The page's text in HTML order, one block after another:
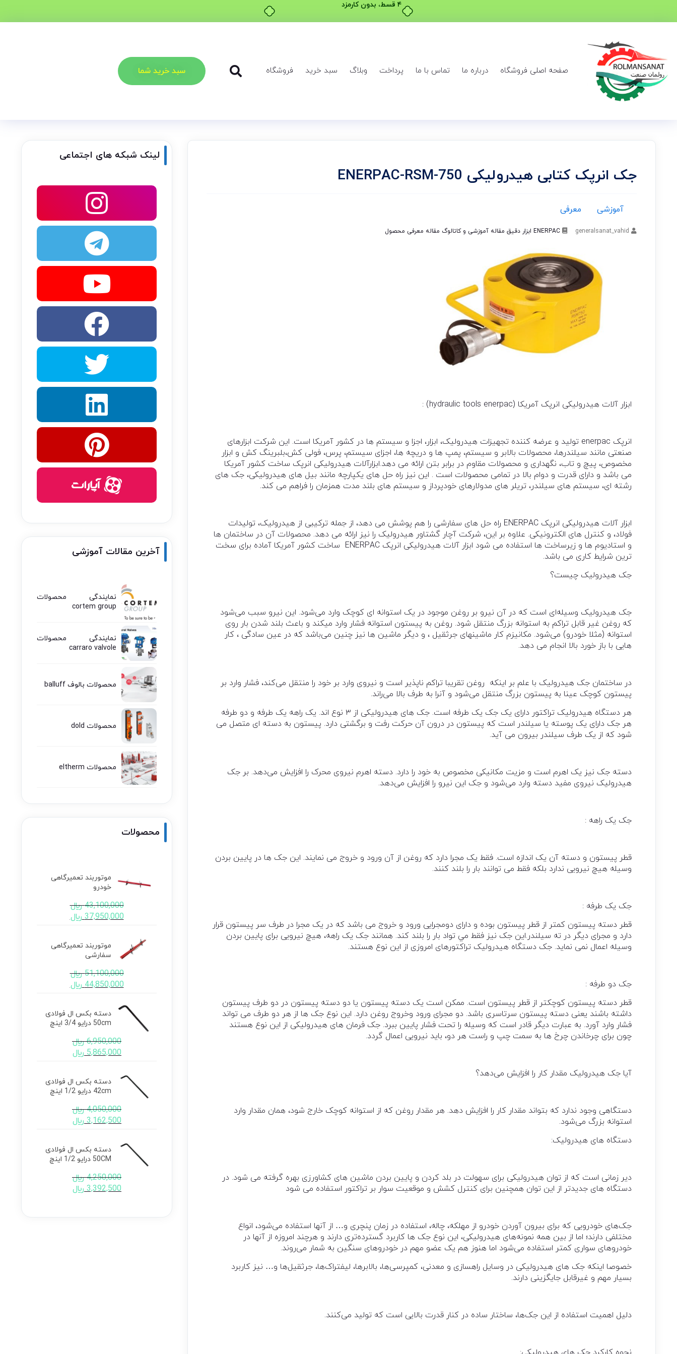
۴ قسط، بدون کارمزد
صفحه اصلی فروشگاه درباره ما تماس با ما پرداخت وبلاگ سبد خرید فروشگاه سبد خرید شما
جک انرپک کتابی هیدرولیکی ENERPAC-RSM-750
آموزشی معرفی
ENERPAC ابزار دقیق مقاله آموزشی و کاتالوگ مقاله معرفی محصول
ابزار آلات هیدرولیکی انرپک آمریکا (hydraulic tools enerpac) :
انرپک enerpac تولید و عرضه کننده تجهیزات هیدرولیک، ابزار، اجزا و سیستم ها در کشور آمریکا است. این شرکت ابزارهای
صنعتی مانند سیلندرها، محصولات بالابر و سیستم، پمپ ها و دریچه ها، اجزای سیستم، پرس، فولی کش،بلبرینگ کش و ابزار
مخصوص، پیچ و تاب، نگهداری و محصولات مقاوم در برابر بتن ارائه می دهد.ابزارآلات هیدرولیکی انرپک ساخت کشور آمریکا
می باشد و دارای قدرت و دوام بالا در تمامی محصولات است . این نیز راه حل های یکپارچه مانند بیل های هیدرولیکی، جک های
رشته ای، سیستم های سیلندر، تریلر های مدولارهای خودپرداز و سیستم های بلند مدت همزمان را فراهم می کند.
ابزار آلات هیدرولیکی انرپک ENERPAC راه حل های سفارشی را هم پوشش می دهد، از جمله ترکیبی از هیدرولیک، تولیدات
فولاد، و کنترل های الکترونیکی. علاوه بر این، شرکت آچار گشتاور هیدرولیک را نیز ارائه می دهد. محصولات آن در ساختمان ها
و استادیوم ها و زیرساخت ها استفاده می شود ابزار آلات هیدرولیکی انرپک ENERPAC ساخت کشور آمریکا آماده برای سخت
ترین شرایط کاری می باشد.
جک هیدرولیک چیست؟
جک هیدرولیک وسیله‌ای است که در آن نیرو بر روغن موجود در یک استوانه ای کوچک وارد می‌شود. این نیرو سبب می‌شود
که روغن غیر قابل تراکم به استوانه بزرگ منتقل شود. روغن به پیستون استوانه فشار وارد میکند و باعث بلند شدن بار روی
استوانه (مثلا خودرو) می‌شود. مکانیزم کار ماشینهای جرثقیل ، و دیگر ماشین ها نیز چنین می‌باشد که در عین سادگی ، کار
هایی با باز خورد بالا انجام می دهد.
در ساختمان جک هیدرولیک با علم بر اینکه روغن تقریبا تراکم ناپذیر است و نیروی وارد بر خود را منتقل می‌کند، فشار وارد بر
پیستون کوچک عینا به پیستون بزرگ منتقل می‌شود و آنرا به طرف بالا می‌راند.
هر دستگاه هيدروليک تراکتور دارای يک جک يک طرفه است. جک های هيدروليکی از ۳ نوع اند. يک راهه يک طرفه و دو طرفه
هر جک دارای يک پوسته يا سيلندر است که پيستون در درون آن حرکت رفت و برگشتی دارد. پيستون به دسته ای متصل می
شود که از يک طرف سيلندر بيرون می آيد.
دسته جک نیز یک اهرم است و مزیت مکانیکی مخصوص به خود را دارد. دسته اهرم نیروی محرک را افزایش می‌دهد. بر جک
هیدرولیک نیروی مفید دسته وارد می‌شود و جک این نیرو را افزایش می‌دهد.
جک يک راهه :
قطر پيستون و دسته آن يک اندازه است. فقط يک مجرا دارد که روغن از آن ورود و خروج می نمايند. اين جک ها در پايين بردن
وسيله هيچ نيرويی ندارد بلکه فقط می توانند بار را بلند کنند.
جک يک طرفه :
قطر دسته پيستون کمتر از قطر پيستون بوده و دارای دومجرايی ورود و خروج می باشد که در يک مجرا در طرف سر پيستون قرار
دارد و مجرای ديگر در ته سيلندر.اين جک نيز فقط مي تواد بار را بلند کند. همانند جک يک راهه، هيچ نيرويی برای پايين بردن
وسيله اعمال نمی نمايد. جک دستگاه هيدروليک تراکتورهای امروزی از اين نوع هستند.
جک دو طرفه :
قطر دسته پيستون کوچکتر از قطر پيستون است. ممکن است يک دسته پيستون يا دو دسته پيستون در دو طرف پيستون
داشته باشند يعنی دسته پيستون سرتاسری باشد. دو مجرای ورود وخروج روغن دارد. این نوع جک ها از هر دو طرف می تواند
فشار وارد آورد. به عبارت ديگر قادر است که وسيله را تحت فشار پايين ببرد. جک فرمان های هيدروليکی از اين نوع هستند
چون برای چرخاندن چرخ ها به سمت چپ و راست هر دو، بايد نيرويی اعمال گردد.
آیا جک هیدرولیک مقدار کار را افزایش می‌دهد؟
دستگاهی وجود ندارد که بتواند مقدار کار را افزایش دهد. هر مقدار روغن که از استوانه کوچک خارج شود، همان مقدار وارد
استوانه بزرگ می‌شود.
دستگاه های هيدروليک:
دير زمانی است که از توان هيدروليکی برای سهولت در بلد کردن و پايين بردن ماشين های کشاورزی بهره گرفته می شود. در
دستگاه های جديدتر از اين توان همچنين برای کنترل کشش و موقعيت سوار بر تراکتور استفاده می شود
جک‌های خودرویی که برای بیرون آوردن خودرو از مهلکه، چاله، استفاده در زمان پنچری و… از آنها استفاده می‌شود، انواع
مختلفی دارند؛ اما از بین همه نمونه‌های هیدرولیکی، این نوع جک ها کاربرد گسترده‌تری دارند و هر‌چند امروزه از آنها در
خودرو‌های سواری کمتر استفاده می‌شود اما هنوز هم یک عضو مهم در خودرو‌های سنگین به شمار می‌روند.
خصوصا اینکه جک های هیدرولیکی در وسایل راهسازی و معدنی، کمپرسی‌ها، بالابر‌ها، لیفتراک‌ها، جرثقیل‌ها و… نیز کاربرد
بسیار مهم و غیر‌قابل جایگزینی دارند.
دلیل اهمیت استفاده از این جک‌ها، ساختار ساده در کنار قدرت بالایی است که تولید می‌کنند.
لینک شبکه های اجتماعی
آخرین مقالات آموزشی
نمایندگی محصولات
cortem group
نمایندگی محصولات
carraro valvole
محصولات بالوف balluff
محصولات dold
محصولات eltherm
محصولات
موتوربند تعمیرگاهی
خودرو
43,100,000 ﷼
37,950,000 ﷼
موتوربند تعمیرگاهی
سفارشی
51,100,000 ﷼
44,850,000 ﷼
دسته بکس ال فولادی
50cm درایو 3/4 اینچ
6,950,000 ﷼
5,865,000 ﷼
دسته بکس ال فولادی
42cm درایو 1/2 اینچ
4,050,000 ﷼
3,162,500 ﷼
دسته بکس ال فولادی
50CM درایو 1/2 اینچ
4,250,000 ﷼
3,392,500 ﷼